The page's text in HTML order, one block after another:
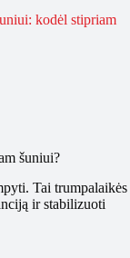
kodėl stipriam
šuniui?
Tai trumpalaikės
ir stabilizuoti